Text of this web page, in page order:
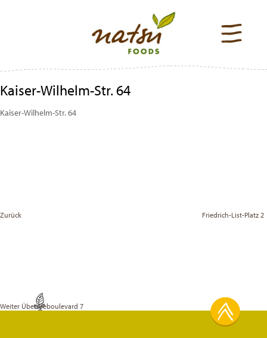
Kaiser-Wilhelm-Str. 64
Kaiser-Wilhelm-Str. 64
Zurück
Friedrich-List-Platz 2
Weiter Überseeboulevard 7